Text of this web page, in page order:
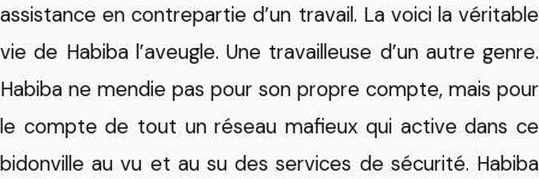
assistance en contrepartie d’un travail. La voici la véritable
vie de Habiba l’aveugle. Une travailleuse d’un autre genre.
Habiba ne mendie pas pour son propre compte, mais pour
le compte de tout un réseau mafieux qui active dans ce
bidonville au vu et au su des services de sécurité. Habiba